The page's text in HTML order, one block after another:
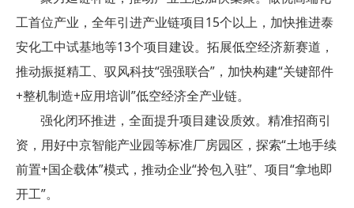
工首位产业，全年引进产业链项目15个以上，加快推进泰
安化工中试基地等13个项目建设。拓展低空经济新赛道，
推动振挺精工、驭风科技“强强联合”，加快构建“关键部件
+整机制造+应用培训”低空经济全产业链。
强化闭环推进，全面提升项目建设质效。精准招商引
资，用好中京智能产业园等标准厂房园区，探索“土地手续
前置+国企载体”模式，推动企业“拎包入驻”、项目“拿地即
开工”。